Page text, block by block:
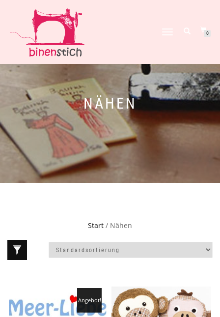
0
NÄHEN
Start / Nähen
Angebot!